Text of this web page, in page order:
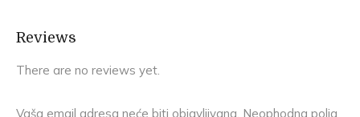
Reviews
There are no reviews yet.
Vaša email adresa neće biti objavljivana. Neophodna polja